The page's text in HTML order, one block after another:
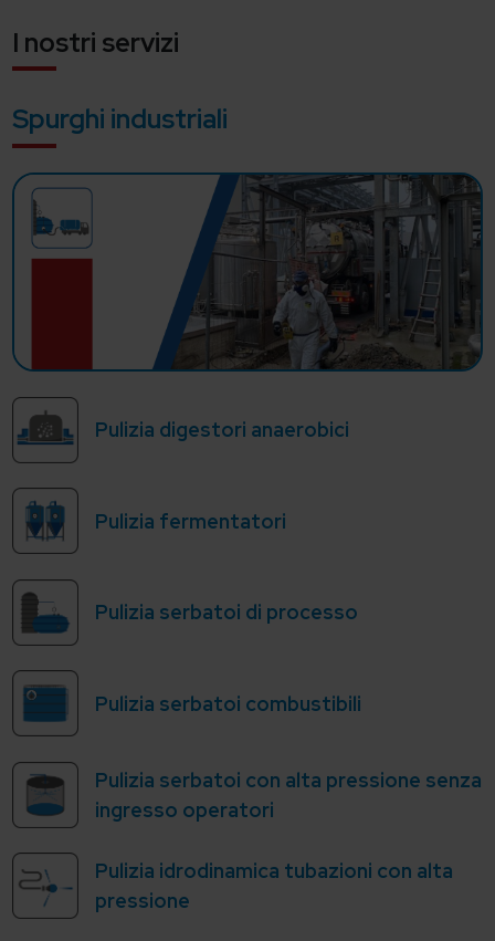
I nostri servizi
Spurghi industriali
Pulizia digestori anaerobici
Pulizia fermentatori
Pulizia serbatoi di processo
Pulizia serbatoi combustibili
Pulizia serbatoi con alta pressione senza
ingresso operatori
Pulizia idrodinamica tubazioni con alta
pressione